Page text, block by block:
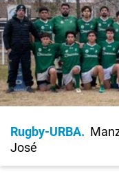
Rugby-URBA
José